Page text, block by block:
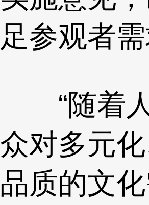
足参观者需
“随着
众对多元
品质的文